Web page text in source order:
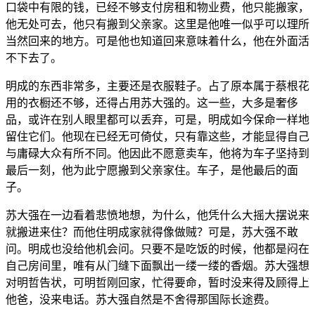
口袋中有限的钱，已经不够支付房租和物业费，他只能搬家，
他无处可去，他只有搬到父亲家。这里是他唯一似乎可以理所
当然回来的地方。可是他也知道回来意味着什么，他在外面活
不下去了。
明成的东西非常多，主要还是衣服鞋子。占了原本属于蔡根花
用的衣橱还不够，还得占用苏大强的。这一些，大多是奢侈
品，或许在别人眼里都可以丢弃，可是，明成如今保命一样地
留住它们。他现在已经无可倚仗，只有靠这些，才能显得自己
与庸碌大众有所不同。他因此不愿意卖车，他将为车子坚持到
最后一刻，他为此宁愿搬到父亲家住。车子，是他最后的面
子。
苏大强在一边看着悲愤地想，为什么，他凭什么大摇大摆说来
就搬进来住？而他住明成家就得像做贼？可是，苏大强不敢
问。明成也没给他机会问。只要不是吃饭的时候，他都是闷在
自己房间里，唯有从门缝下面飘出一缕一缕的香烟。苏大强想
对明哲告状，可明哲刚回家，忙得要命，暂时没来得及顾得上
他爸，没来电话。苏大强自然是不舍得那国际长途费。